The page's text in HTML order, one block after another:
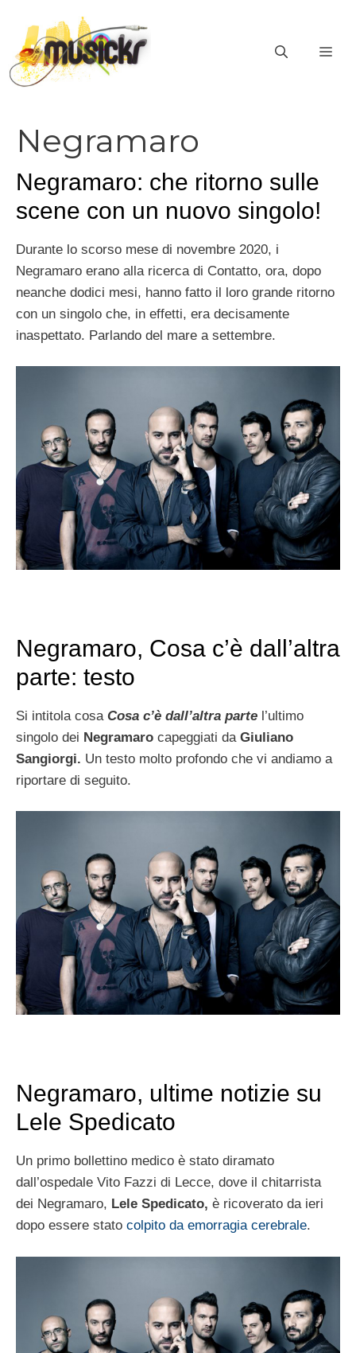
contenuto
Negramaro
Negramaro: che ritorno sulle
scene con un nuovo singolo!
Durante lo scorso mese di novembre 2020, i
Negramaro erano alla ricerca di Contatto, ora, dopo
neanche dodici mesi, hanno fatto il loro grande ritorno
con un singolo che, in effetti, era decisamente
inaspettato. Parlando del mare a settembre.
Negramaro, Cosa c’è dall’altra
parte: testo
Si intitola cosa Cosa c’è dall’altra parte l’ultimo
singolo dei Negramaro capeggiati daGiuliano
Sangiorgi. Un testo molto profondo che vi andiamo a
riportare di seguito.
Negramaro, ultime notizie su
Lele Spedicato
Un primo bollettino medico è stato diramato
dall’ospedale Vito Fazzi di Lecce, dove il chitarrista
dei Negramaro, Lele Spedicato, è ricoverato da ieri
dopo essere stato colpito da emorragia cerebrale.